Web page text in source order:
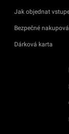
Jak objednat
Bezpečné
Dárková karta